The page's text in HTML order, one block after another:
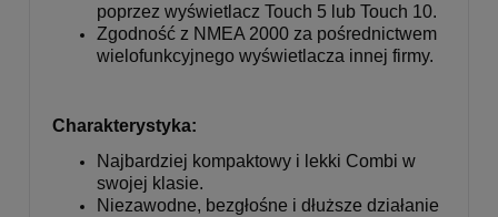
poprzez wyświetlacz Touch 5 lub Touch 10.
Zgodność z NMEA 2000 za pośrednictwem
wielofunkcyjnego wyświetlacza innej firmy.
Charakterystyka:
Najbardziej kompaktowy i lekki Combi w
swojej klasie.
Niezawodne, bezgłośne i dłuższe działanie